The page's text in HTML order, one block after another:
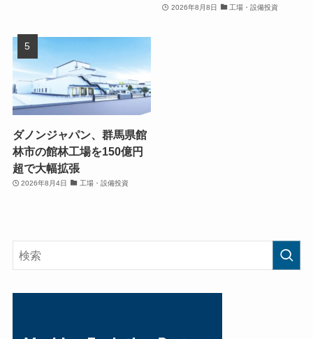
2026年8月8日 工場・設備投資
ダノンジャパン、群馬県館
林市の館林工場を150億円
超で大幅拡張
2026年8月4日 工場・設備投資